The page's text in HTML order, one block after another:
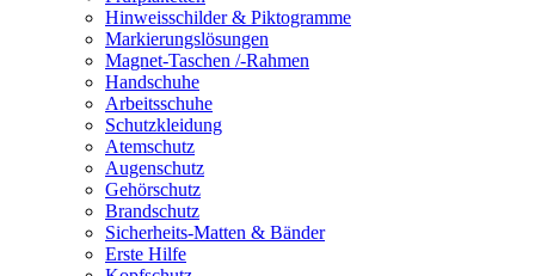
Hinweisschilder & Piktogramme
Markierungslösungen
Magnet-Taschen /-Rahmen
Handschuhe
Arbeitsschuhe
Schutzkleidung
Atemschutz
Augenschutz
Gehörschutz
Brandschutz
Sicherheits-Matten & Bänder
Erste Hilfe